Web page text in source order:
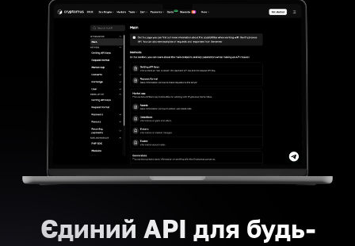
Єдиний API для будь-